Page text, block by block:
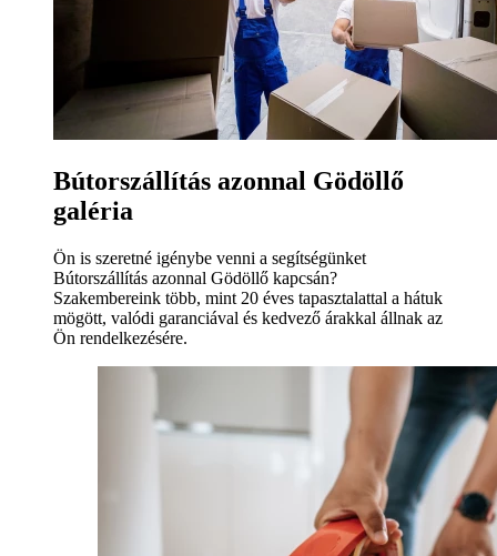
Bútorszállítás azonnal Gödöllő
galéria
Ön is szeretné igénybe venni a segítségünket
Bútorszállítás azonnal Gödöllő kapcsán?
Szakembereink több, mint 20 éves tapasztalattal a hátuk
mögött, valódi garanciával és kedvező árakkal állnak az
Ön rendelkezésére.